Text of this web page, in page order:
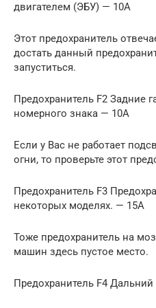
двигателем (ЭБУ) — 10A
Этот предохранитель
достать данный
запуститься.
Предохранитель F2 Задние
номерного знака — 10A
Если у Вас не работает
огни, то проверьте этот
Предохранитель F3
некоторых моделях. — 15A
Тоже предохранитель на
машин здесь пустое место.
Предохранитель F4